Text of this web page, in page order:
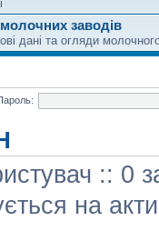
заводів
дані та огляди
:: 0
на